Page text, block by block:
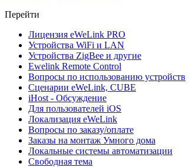
Перейти
Лицензия eWeLink PRO
Устройства WiFi и LAN
Устройства ZigBee и другие
Ewelink Remote Control
Вопросы по использованию устройств
Сценарии eWeLink, CUBE
iHost - Обсуждение
Для пользователей iOS
Локализация eWeLink
Вопросы по заказу/оплате
Заказы на монтаж Умного дома
Локальные системы автоматизации
Свободная тема